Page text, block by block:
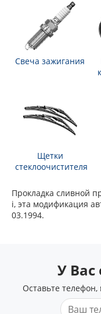
Свеча зажигания
Щетки
стеклоочистителя
Прокладка сливной
i, эта модификация
03.1994.
У Вас
Оставьте